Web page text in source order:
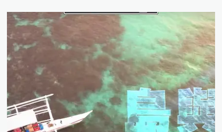
Menu
關於我們
最新消息
太陽能電廠方案
Language
English
繁體中文
日本語
電動車充電樁
水資源方案
Tesla
系統設計建置維